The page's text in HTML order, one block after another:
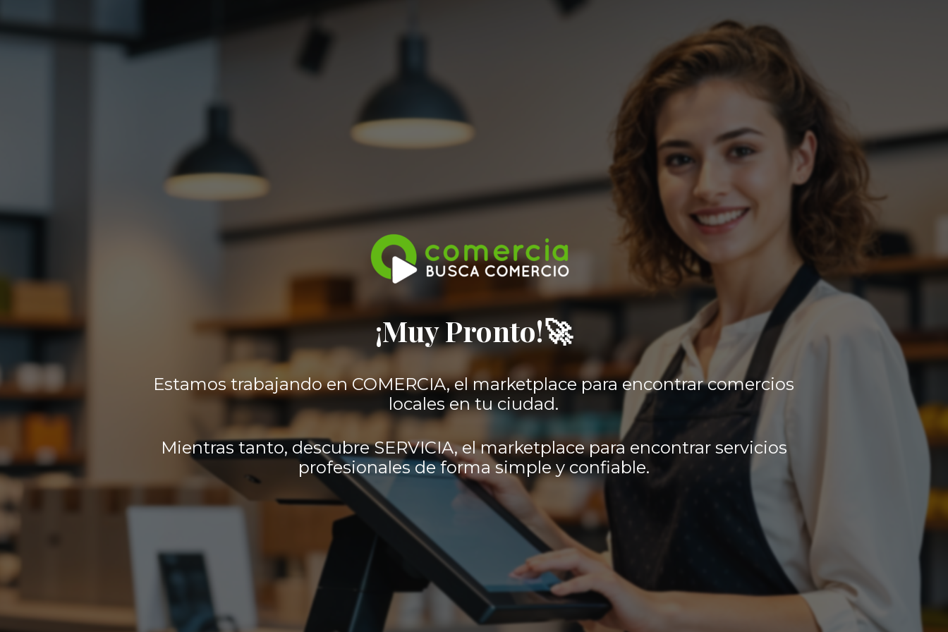
¡Muy Pronto!🚀
Estamos trabajando en COMERCIA, el marketplace para encontrar comercios
locales en tu ciudad.
Mientras tanto, descubre SERVICIA, el marketplace para encontrar servicios
profesionales de forma simple y confiable.